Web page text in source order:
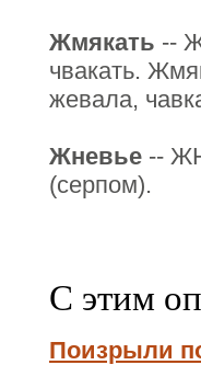
Жмякать --
чвакать.
жевала,
Жневье --
(серпом).
С этим
Поизрыли